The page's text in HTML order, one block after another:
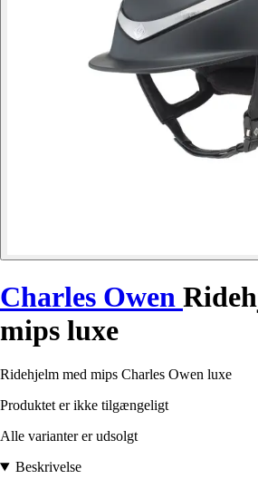
Charles Owen
mips luxe
Ridehjelm med mips Charles Owen luxe
Produktet er ikke tilgængeligt
Alle varianter er udsolgt
Beskrivelse